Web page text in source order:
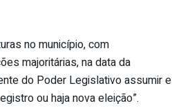
no município, com
majoritárias, na data da
do Poder Legislativo assumir e
ou haja nova eleição”.